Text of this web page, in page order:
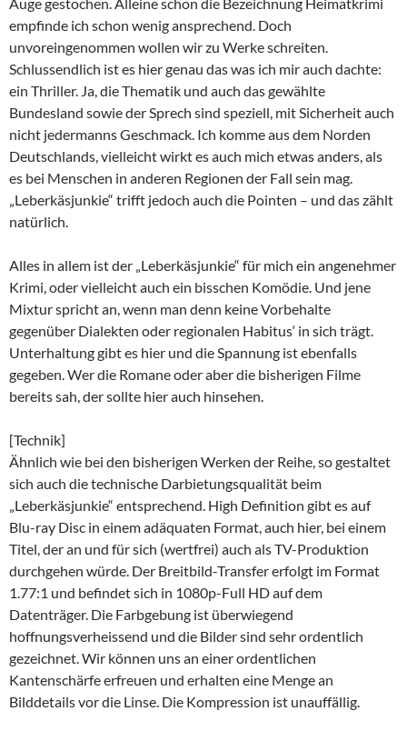
empfinde ich schon wenig ansprechend. Doch
unvoreingenommen wollen wir zu Werke schreiten.
Schlussendlich ist es hier genau das was ich mir auch dachte:
ein Thriller. Ja, die Thematik und auch das gewählte
Bundesland sowie der Sprech sind speziell, mit Sicherheit auch
nicht jedermanns Geschmack. Ich komme aus dem Norden
Deutschlands, vielleicht wirkt es auch mich etwas anders, als
es bei Menschen in anderen Regionen der Fall sein mag.
„Leberkäsjunkie“ trifft jedoch auch die Pointen – und das zählt
natürlich.
Alles in allem ist der „Leberkäsjunkie“ für mich ein angenehmer
Krimi, oder vielleicht auch ein bisschen Komödie. Und jene
Mixtur spricht an, wenn man denn keine Vorbehalte
gegenüber Dialekten oder regionalen Habitus‘ in sich trägt.
Unterhaltung gibt es hier und die Spannung ist ebenfalls
gegeben. Wer die Romane oder aber die bisherigen Filme
bereits sah, der sollte hier auch hinsehen.
[Technik]
Ähnlich wie bei den bisherigen Werken der Reihe, so gestaltet
sich auch die technische Darbietungsqualität beim
„Leberkäsjunkie“ entsprechend. High Definition gibt es auf
Blu-ray Disc in einem adäquaten Format, auch hier, bei einem
Titel, der an und für sich (wertfrei) auch als TV-Produktion
durchgehen würde. Der Breitbild-Transfer erfolgt im Format
1.77:1 und befindet sich in 1080p-Full HD auf dem
Datenträger. Die Farbgebung ist überwiegend
hoffnungsverheissend und die Bilder sind sehr ordentlich
gezeichnet. Wir können uns an einer ordentlichen
Kantenschärfe erfreuen und erhalten eine Menge an
Bilddetails vor die Linse. Die Kompression ist unauffällig.